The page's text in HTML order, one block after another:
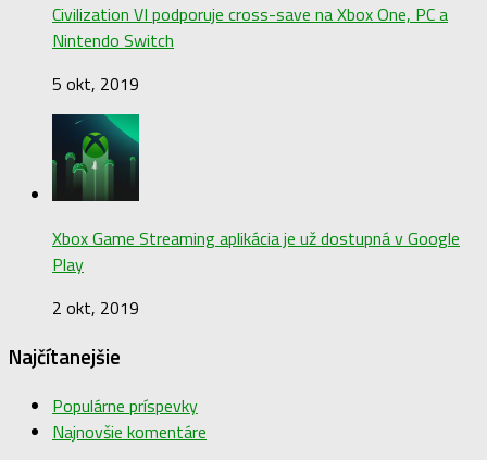
Civilization VI podporuje cross-save na Xbox One, PC a
Nintendo Switch
5 okt, 2019
Xbox Game Streaming aplikácia je už dostupná v Google
Play
2 okt, 2019
Najčítanejšie
Populárne príspevky
Najnovšie komentáre